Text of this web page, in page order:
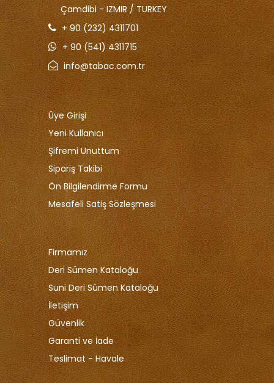
Çamdibi - IZMIR / TURKEY
+ 90 (232) 4311701
+ 90 (541) 4311715
info@tabac.com.tr
Üye Girişi
Yeni Kullanıcı
Şifremi Unuttum
Sipariş Takibi
Ön Bilgilendirme Formu
Mesafeli Satiş Sözleşmesi
Firmamız
Deri Sümen Kataloğu
Suni Deri Sümen Kataloğu
İletişim
Güvenlik
Garanti ve İade
Teslimat - Havale